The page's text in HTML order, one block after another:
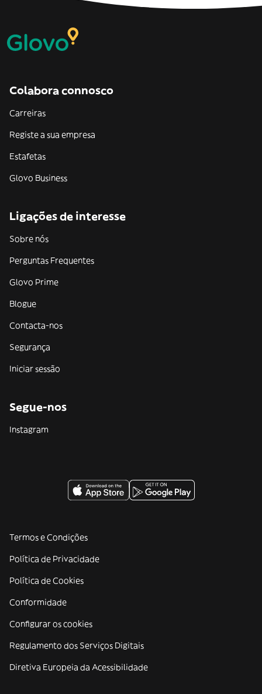
Colabora connosco
Carreiras
Registe a sua empresa
Estafetas
Glovo Business
Ligações de interesse
Sobre nós
Perguntas Frequentes
Glovo Prime
Blogue
Contacta-nos
Segurança
Iniciar sessão
Segue-nos
Instagram
Termos e Condições
Política de Privacidade
Política de Cookies
Conformidade
Configurar os cookies
Regulamento dos Serviços Digitais
Diretiva Europeia da Acessibilidade